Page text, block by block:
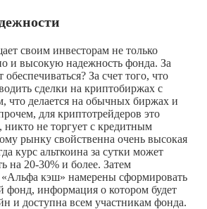
своим инвесторам не только
и высокую надежность фонда. За
обеспечиваться? За счет того, что
сделки на криптобиржах с
что делается на обычных биржах и
для криптотрейдеров это
никто не торгует с кредитным
рынку свойственна очень высокая
курс альткоина за сутки может
на 20-30% и более. Затем
«Альфа кэш» намерены сформировать
фонд, информация о котором будет
и доступна всем участникам фонда.